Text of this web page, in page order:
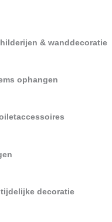
& wanddecoratie
ophangen
tijdelijke decoratie